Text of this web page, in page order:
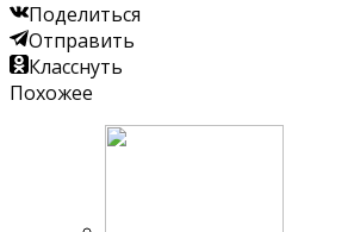
Поделиться
Отправить
Класснуть
Похожее